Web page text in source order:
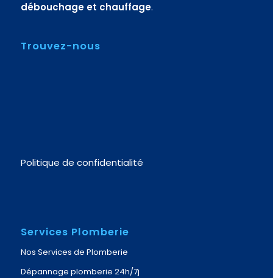
débouchage et chauffage.
Trouvez-nous
Politique de confidentialité
Services Plomberie
Nos Services de Plomberie
Dépannage plomberie 24h/7j